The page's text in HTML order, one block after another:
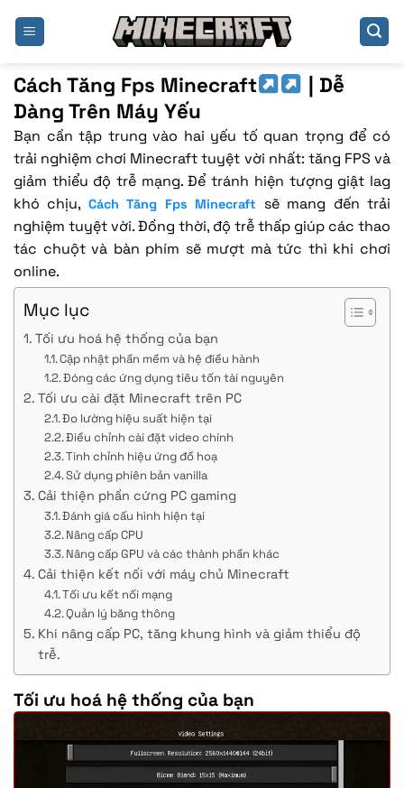
nội
Cách Tăng Fps Minecraft
| Dễ
Dàng Trên Máy Yếu
Bạn cần tập trung vào hai yếu tố quan trọng để có
trải nghiệm chơi Minecraft tuyệt vời nhất: tăng FPS và
giảm thiểu độ trễ mạng. Để tránh hiện tượng giật lag
khó chịu, Cách Tăng Fps Minecraft
sẽ mang đến trải
nghiệm tuyệt vời. Đồng thời, độ trễ thấp giúp các thao
tác chuột và bàn phím sẽ mượt mà tức thì khi chơi
online.
Mục lục
Tối ưu hoá hệ thống của bạn
Cập nhật phần mềm và hệ điều hành
Đóng các ứng dụng tiêu tốn tài nguyên
Tối ưu cài đặt Minecraft trên PC
Đo lường hiệu suất hiện tại
Điều chỉnh cài đặt video chính
Tinh chỉnh hiệu ứng đồ hoạ
Sử dụng phiên bản vanilla
Cải thiện phần cứng PC gaming
Đánh giá cấu hình hiện tại
Nâng cấp CPU
Nâng cấp GPU và các thành phần khác
Cải thiện kết nối với máy chủ Minecraft
Tối ưu kết nối mạng
Quản lý băng thông
Khi nâng cấp PC, tăng khung hình và giảm thiểu độ
trễ.
Tối ưu hoá hệ thống của bạn